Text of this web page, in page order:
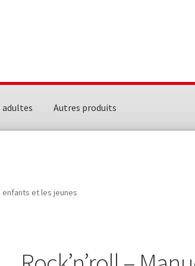
adultes Autres produits
enfants et les jeunes